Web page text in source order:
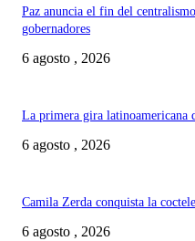
Paz anuncia el fin del
gobernadores
6 agosto , 2026
La primera gira latinoamericana
6 agosto , 2026
Camila Zerda conquista la
6 agosto , 2026